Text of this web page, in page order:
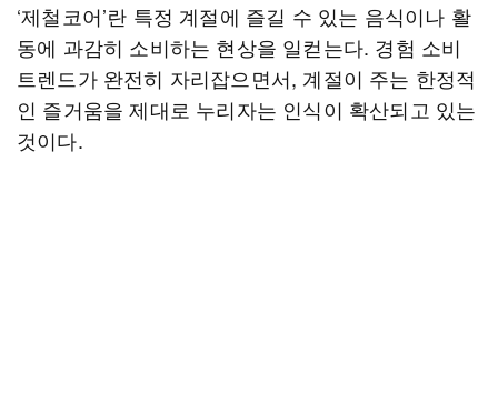
‘제철코어’란 특정 계절에 즐길 수 있는 음식이나 활
동에 과감히 소비하는 현상을 일컫는다. 경험 소비
트렌드가 완전히 자리잡으면서, 계절이 주는 한정적
인 즐거움을 제대로 누리자는 인식이 확산되고 있는
것이다.